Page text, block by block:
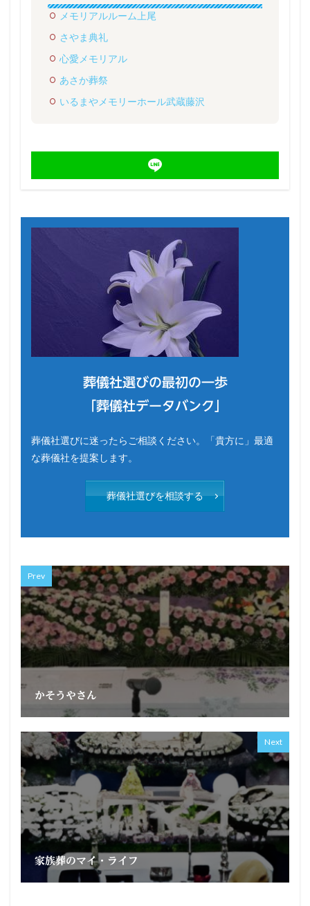
メモリアルルーム上尾
さやま典礼
心愛メモリアル
あさか葬祭
いるまやメモリーホール武蔵藤沢
葬儀社選びの最初の一歩
「葬儀社データバンク」
葬儀社選びに迷ったらご相談ください。「貴方に」最適
な葬儀社を提案します。
葬儀社選びを相談する
Prev
かそうやさん
Next
家族葬のマイ・ライフ